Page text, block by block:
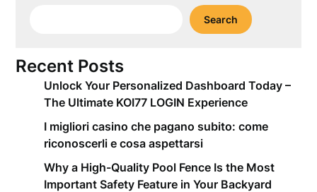
Search
Recent Posts
Unlock Your Personalized Dashboard Today –
The Ultimate KOI77 LOGIN Experience
I migliori casino che pagano subito: come
riconoscerli e cosa aspettarsi
Why a High-Quality Pool Fence Is the Most
Important Safety Feature in Your Backyard